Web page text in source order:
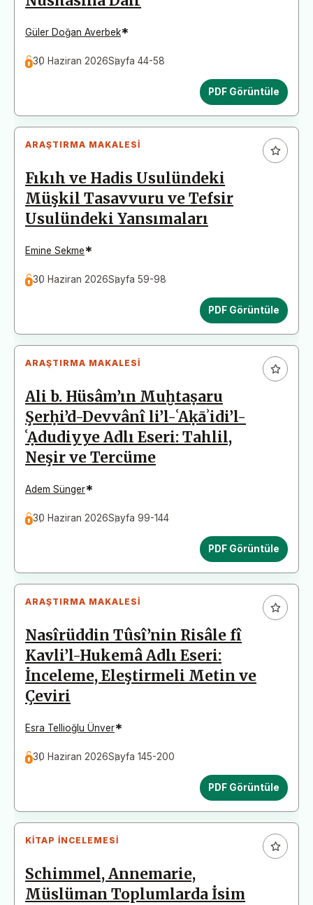
Güler Doğan Averbek*
30 Haziran 2026Sayfa 44-58
PDF Görüntüle
ARAŞTIRMA MAKALESI
Fıkıh ve Hadis Usulündeki
Müşkil Tasavvuru ve Tefsir
Usulündeki Yansımaları
Emine Sekme*
30 Haziran 2026Sayfa 59-98
PDF Görüntüle
ARAŞTIRMA MAKALESI
Ali b. Hüsâm’ın Muḫtaṣaru
Şerḥi’d-Devvânî li’l-ʿAḳāʾidi’l-
ʿẠdudiyye Adlı Eseri: Tahlil,
Neşir ve Tercüme
Adem Sünger*
30 Haziran 2026Sayfa 99-144
PDF Görüntüle
ARAŞTIRMA MAKALESI
Nasîrüddin Tûsî’nin Risâle fî
Kavli’l-Hukemâ Adlı Eseri:
İnceleme, Eleştirmeli Metin ve
Çeviri
Esra Tellioğlu Ünver*
30 Haziran 2026Sayfa 145-200
PDF Görüntüle
KITAP İNCELEMESI
Schimmel, Annemarie,
Müslüman Toplumlarda İsim